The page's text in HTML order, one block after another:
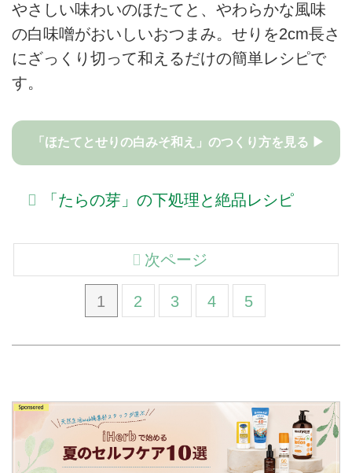
やさしい味わいのほたてと、やわらかな風味
の白味噌がおいしいおつまみ。せりを2cm長さ
にざっくり切って和えるだけの簡単レシピで
す。
「ほたてとせりの白みそ和え」のつくり方を見る ▶
「たらの芽」の下処理と絶品レシピ
1 2 3 4 5
次ページ